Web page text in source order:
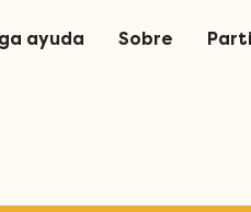
ayuda Sobre